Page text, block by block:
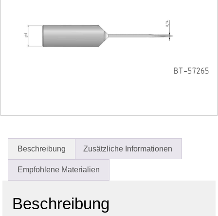
Beschreibung Zusätzliche Informationen
Empfohlene Materialien
Beschreibung